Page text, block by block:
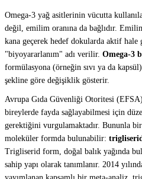
Omega-3 yağ asitlerinin vücutta
değil, emilim oranına da bağlıdır.
kana geçerek hedef dokularda aktif hale
"biyoyararlanım" adı verilir. Omega-3
formülasyona (örneğin sıvı ya da
şekline göre değişiklik gösterir.
Avrupa Gıda Güvenliği Otoritesi
bireylerde fayda sağlayabilmesi için
gerektiğini vurgulamaktadır. Bununla
moleküler formda bulunabilir: trigliserid
Trigliserid form, doğal balık yağında
sahip yapı olarak tanımlanır. 2014